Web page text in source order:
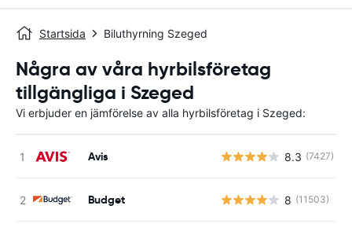
Startsida Biluthyrning Szeged
Några av våra hyrbilsföretag
tillgängliga i Szeged
Vi erbjuder en jämförelse av alla hyrbilsföretag i Szeged:
Avis 8.3 (7427)
Budget 8 (11503)